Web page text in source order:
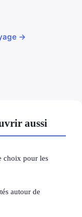
→
aussi
choix pour les
autour de